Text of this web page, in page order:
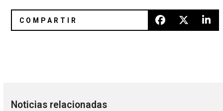
Noticias relacionadas